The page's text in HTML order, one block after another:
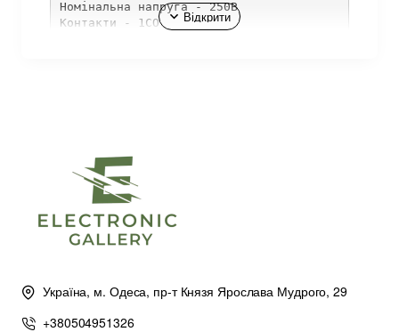
Номінальна напруга - 250В
Контакти - 1СО
Україна, м. Одеса, пр-т Князя Ярослава Мудрого, 29
+380504951326